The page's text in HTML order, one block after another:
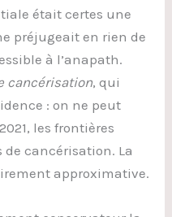
était certes une
préjugeait en rien de
à l’anapath.
cancérisation, qui
: on ne peut
les frontières
de cancérisation. La
approximative.